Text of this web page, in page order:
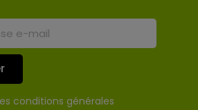
conditions générales